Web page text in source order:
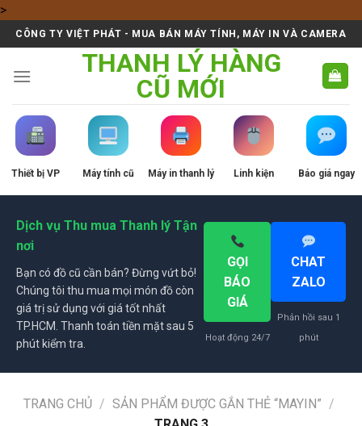
>Skip
to
content
CÔNG TY VIỆT PHÁT - MUA BÁN MÁY TÍNH, MÁY IN VÀ CAMERA
THANH LÝ HÀNG
CŨ MỚI
Thiết bị VP Máy tính cũ Máy in thanh lý Linh kiện Báo giá ngay
Dịch vụ Thu mua Thanh lý Tận
nơi
Bạn có đồ cũ cần bán? Đừng vứt bỏ!
Chúng tôi thu mua mọi món đồ còn
giá trị sử dụng với giá tốt nhất
TP.HCM. Thanh toán tiền mặt sau 5
phút kiểm tra.
GỌI
BÁO
GIÁ
Hoạt động 24/7
CHAT
ZALO
Phản hồi sau 1
phút
TRANG CHỦ / SẢN PHẨM ĐƯỢC GẮN THẺ “MAYIN” /